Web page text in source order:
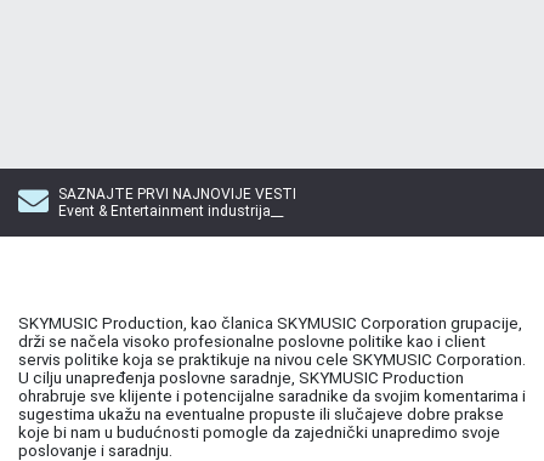
SAZNAJTE PRVI NAJNOVIJE VESTI
Event & Entertainment industrija__
SKYMUSIC Production, kao članica SKYMUSIC Corporation grupacije,
drži se načela visoko profesionalne poslovne politike kao i client
servis politike koja se praktikuje na nivou cele SKYMUSIC Corporation.
U cilju unapređenja poslovne saradnje, SKYMUSIC Production
ohrabruje sve klijente i potencijalne saradnike da svojim komentarima i
sugestima ukažu na eventualne propuste ili slučajeve dobre prakse
koje bi nam u budućnosti pomogle da zajednički unapredimo svoje
poslovanje i saradnju.